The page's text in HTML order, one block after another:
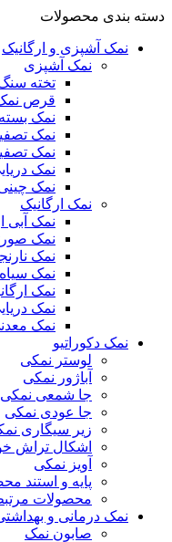
دسته بندی محصولات
نمک آشپزی و ارگانیک
نمک آشپزی
تخته
قرص
نمک
نمک
نمک
نمک
نمک
نمک ارگانیک
نمک آبی
نمک
نمک
نمک سیاه
نمک
نمک
نمک
نمک دکوراتیو
لوستر نمکی
آباژور نمکی
جا شمعی نمکی
جا عودی نمکی
زیر سیگاری
اشکال تراش
آویز نمکی
پایه و استند
محصولات
نمک درمانی و
صابون نمک